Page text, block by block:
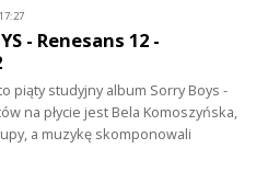
- Renesans 12 -
piąty studyjny album Sorry Boys -
na płycie jest Bela Komoszyńska,
a muzykę skomponowali